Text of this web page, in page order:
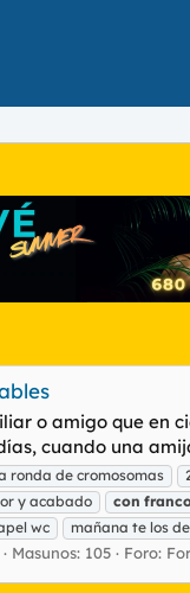
o amigo que
cuando una
ronda de cromosomas
y acabado con
wc mañana te los
Masunos: 105 Foro: